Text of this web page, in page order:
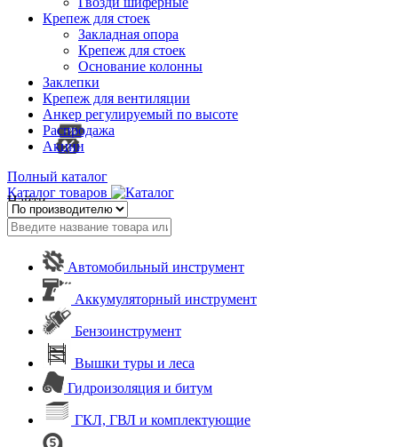
Крепеж для стоек
Закладная опора
Крепеж для стоек
Основание колонны
Заклепки
Крепеж для вентиляции
Анкер регулируемый по высоте
Распродажа
Акции
Полный каталог
Каталог товаров
Найти
Автомобильный инструмент
Аккумуляторный инструмент
Бензоинструмент
Вышки туры и леса
Гидроизоляция и битум
ГКЛ, ГВЛ и комплектующие